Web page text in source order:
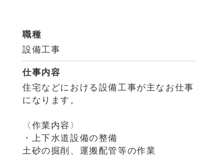
職種
設備工事
仕事内容
住宅などにおける設備工事が主なお仕事
になります。
〈作業内容〉
・上下水道設備の整備
土砂の掘削、運搬配管等の作業